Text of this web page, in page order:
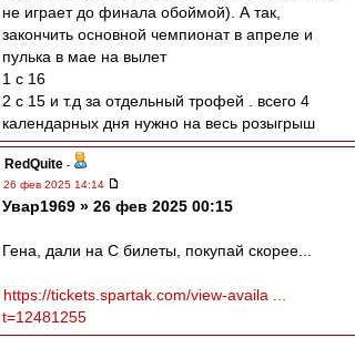
не играет до финала обоймой). А так,
закончить основной чемпионат в апреле и
пулька в мае на вылет
1 с 16
2 с 15 и т.д за отдельный трофей . всего 4
календарных дня нужно на весь розыгрыш
RedQuite -
26 фев 2025 14:14
Увар1969 » 26 фев 2025 00:15
Гена, дали на С билеты, покупай скорее...
https://tickets.spartak.com/view-availa ...
t=12481255